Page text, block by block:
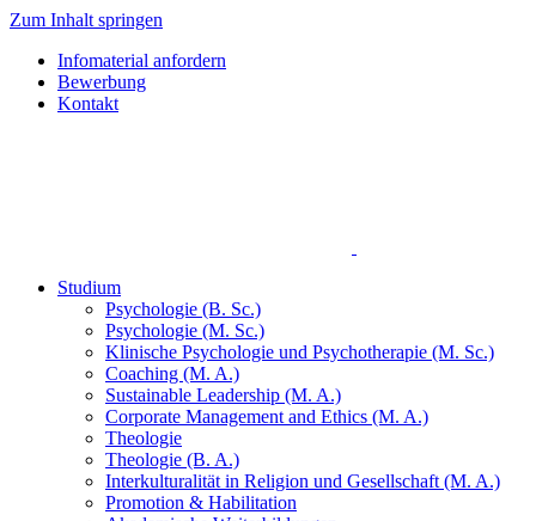
Zum Inhalt springen
Infomaterial anfordern
Bewerbung
Kontakt
Studium
Psychologie (B. Sc.)
Psychologie (M. Sc.)
Klinische Psychologie und Psychotherapie (M. Sc.)
Coaching (M. A.)
Sustainable Leadership (M. A.)
Corporate Management and Ethics (M. A.)
Theologie
Theologie (B. A.)
Interkulturalität in Religion und Gesellschaft (M. A.)
Promotion & Habilitation